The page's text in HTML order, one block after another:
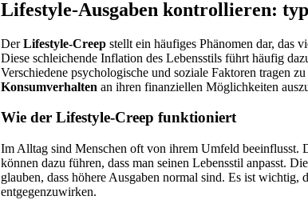
Lifestyle-Ausgaben kontrollieren:
DerLifestyle-Creep stellt ein häufiges Phänomen dar, das
Diese schleichende Inflation des Lebensstils führt häufig
Verschiedene psychologische und soziale Faktoren tragen
Konsumverhalten an ihren finanziellen Möglichkeiten
Wie der Lifestyle-Creep funktioniert
Im Alltag sind Menschen oft von ihrem Umfeld beeinflusst.
können dazu führen, dass man seinen Lebensstil anpasst.
glauben, dass höhere Ausgaben normal sind. Es ist
entgegenzuwirken.